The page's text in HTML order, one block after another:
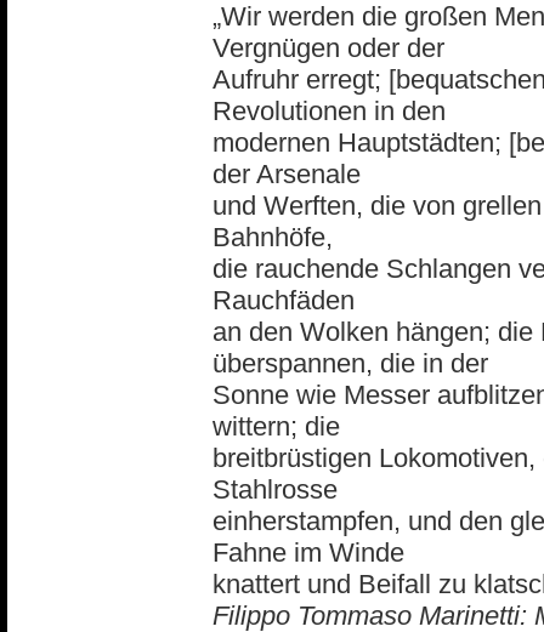
„Wir werden die großen
Vergnügen oder der
Aufruhr erregt;
Revolutionen in den
modernen Hauptstädten;
der Arsenale
und Werften, die von
Bahnhöfe,
die rauchende Schlangen
Rauchfäden
an den Wolken hängen;
überspannen, die in der
Sonne wie Messer
wittern; die
breitbrüstigen
Stahlrosse
einherstampfen, und den
Fahne im Winde
knattert und Beifall zu
Filippo Tommaso Marinetti: